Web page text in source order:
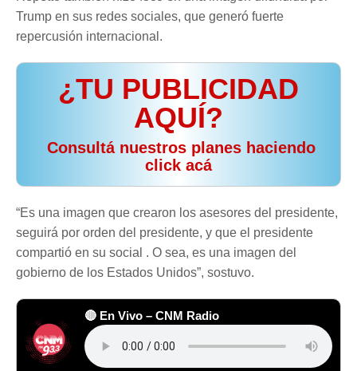
Trump en sus redes sociales, que generó fuerte
repercusión internacional.
¿TU PUBLICIDAD
AQUÍ?
️ Consultá nuestros planes haciendo
click acá
“Es una imagen que crearon los asesores del presidente,
seguirá por orden del presidente, y que el presidente
compartió en su social . O sea, es una imagen del
gobierno de los Estados Unidos”, sostuvo.
🔴 En Vivo – CNM Radio